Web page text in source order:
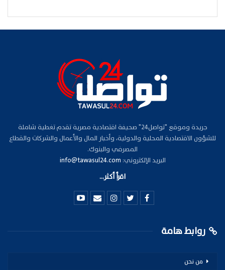
جريدة وموقع "تواصل24" صحيفة اقتصادية مصرية تقدم تغطية شاملة
للشؤون الاقتصادية المحلية والدولية، وأخبار المال والأعمال والشركات والقطاع
المصرفي والبنوك.
البريد الإلكتروني: info@tawasul24.com
اقرأ أكثر...
روابط هامة
من نحن